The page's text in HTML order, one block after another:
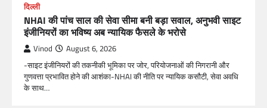
दिल्ली
NHAI की पांच साल की सेवा सीमा बनी बड़ा सवाल, अनुभवी साइट
इंजीनियरों का भविष्य अब न्यायिक फैसले के भरोसे
Vinod August 6, 2026
-साइट इंजीनियरों की तकनीकी भूमिका पर जोर, परियोजनाओं की निगरानी और
गुणवत्ता प्रभावित होने की आशंका-NHAI की नीति पर न्यायिक कसौटी, सेवा अवधि
के साथ…